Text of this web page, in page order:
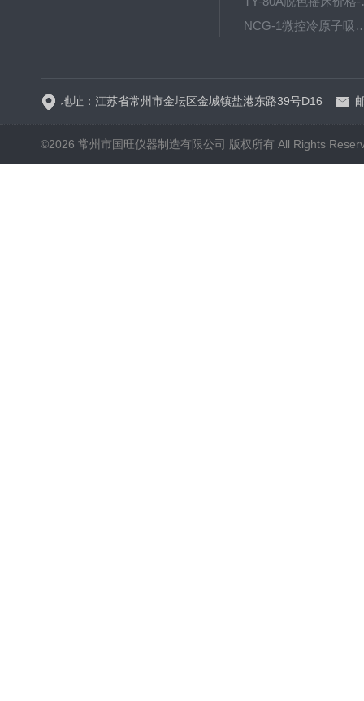
NCG-1微控冷
地址：江苏省常州市金坛区金城镇盐港东路39号D16
©2026 常州市国旺仪器制造有限公司 版权所有 All Rights